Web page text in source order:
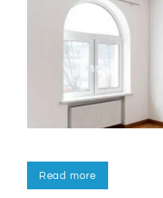
Read more